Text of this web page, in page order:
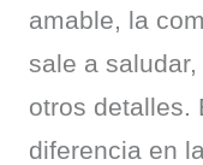
amable, la
sale a
otros detalles.
diferencia en